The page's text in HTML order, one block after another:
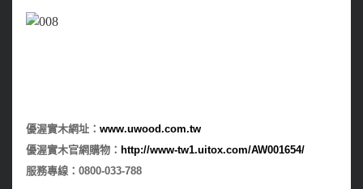
優渥實木網址： www.uwood.com.tw
優渥實木官網購物： http://www-tw1.uitox.com/AW001654/
服務專線：0800-033-788